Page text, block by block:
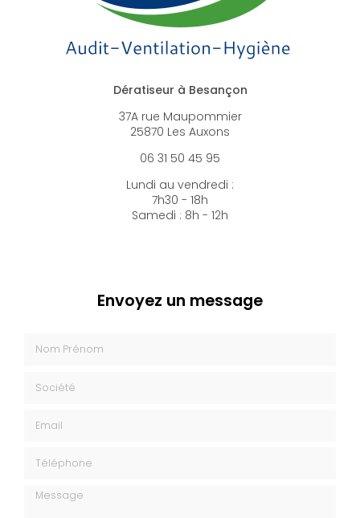
Dératiseur à Besançon
37A rue Maupommier
25870 Les Auxons
06 31 50 45 95
Lundi au vendredi :
7h30 - 18h
Samedi : 8h - 12h
Envoyez un message
Message